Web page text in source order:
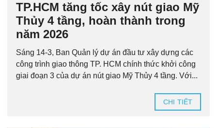
TP.HCM tăng tốc xây nút giao Mỹ
Thủy 4 tầng, hoàn thành trong
năm 2026
Sáng 14-3, Ban Quản lý dự án đầu tư xây dựng các
công trình giao thông TP. HCM chính thức khởi công
giai đoạn 3 của dự án nút giao Mỹ Thủy 4 tầng. Với...
CHI TIẾT